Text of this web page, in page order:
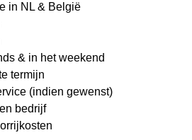
in NL & België
& in het weekend
termijn
(indien gewenst)
bedrijf